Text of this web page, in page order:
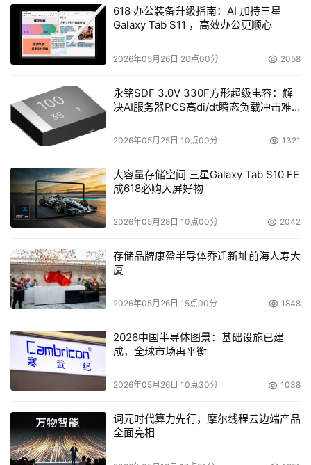
618 办公装备升级指南：AI 加持三星
Galaxy Tab S11 ，高效办公更顺心
2026年05月26日 20点00分 2058
永铭SDF 3.0V 330F方形超级电容：解
决AI服务器PCS高di/dt瞬态负载冲击难
2026年05月25日 10点00分 1321
大容量存储空间 三星Galaxy Tab S10 FE
成618必购大屏好物
2026年05月28日 10点00分 2042
存储品牌康盈半导体乔迁新址前海人寿大
厦
2026年05月26日 15点00分 1848
2026中国半导体图景：基础设施已建
成，全球市场再平衡
2026年05月26日 10点30分 1038
词元时代算力先行，摩尔线程云边端产品
全面亮相